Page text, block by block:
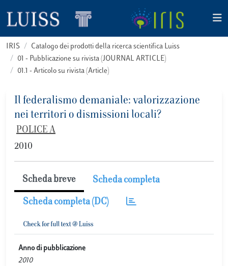
IRIS
Catalogo dei prodotti della ricerca scientifica Luiss
01 - Pubblicazione su rivista (JOURNAL ARTICLE)
01.1 - Articolo su rivista (Article)
Il federalismo demaniale: valorizzazione
nei territori o dismissioni locali?
POLICE A
2010
Scheda breve Scheda completa
Scheda completa (DC)
Anno di pubblicazione
2010